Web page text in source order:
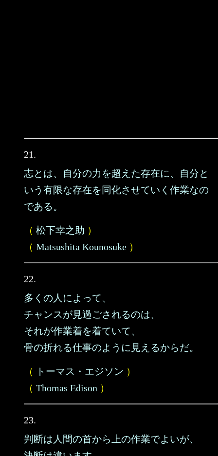
21.
志とは、自分の力を超えた存在に、自分と
いう有限な存在を同化させていく作業なの
である。
（ 松下幸之助 ）
（ Matsushita Kounosuke ）
22.
多くの人によって、
チャンスが見過ごされるのは、
それが作業着を着ていて、
骨の折れる仕事のように見えるからだ。
（ トーマス・エジソン ）
（ Thomas Edison ）
23.
判断は人間の首から上の作業でよいが、